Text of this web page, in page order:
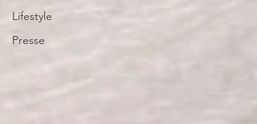
Lifestyle
Presse